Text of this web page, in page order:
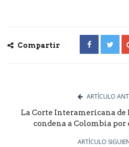
Compartir
ARTÍCULO
La Corte Interamericana de
condena a Colombia por
ARTÍCULO